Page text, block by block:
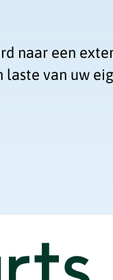
naar een
van uw